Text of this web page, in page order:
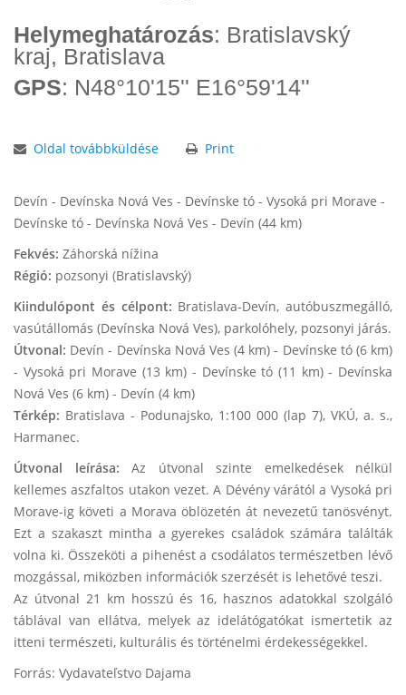
Helymeghatározás: Bratislavský
kraj, Bratislava
GPS: N48°10'15'' E16°59'14''
Oldal továbbküldése Print
Devín - Devínska Nová Ves - Devínske tó - Vysoká pri Morave -
Devínske tó - Devínska Nová Ves - Devín (44 km)
Fekvés: Záhorská nížina
Régió: pozsonyi (Bratislavský)
Kiindulópont és célpont: Bratislava-Devín, autóbuszmegálló,
vasútállomás (Devínska Nová Ves), parkolóhely, pozsonyi járás.
Útvonal: Devín - Devínska Nová Ves (4 km) - Devínske tó (6 km)
- Vysoká pri Morave (13 km) - Devínske tó (11 km) - Devínska
Nová Ves (6 km) - Devín (4 km)
Térkép: Bratislava - Podunajsko, 1:100 000 (lap 7), VKÚ, a. s.,
Harmanec.
Útvonal leírása: Az
útvonal szinte emelkedések nélkül
kellemes aszfaltos utakon vezet. A Dévény várától a Vysoká pri
Morave-ig követi a Morava öblözetén át nevezetű tanösvényt.
Ezt a szakaszt mintha a gyerekes családok számára találták
volna ki. Összeköti a pihenést a csodálatos természetben lévő
mozgással, miközben információk szerzését is lehetővé teszi.
Az útvonal 21 km hosszú és 16, hasznos adatokkal szolgáló
táblával van ellátva, melyek az idelátógatókat ismertetik az
itteni természeti, kulturális és történelmi érdekességekkel.
Forrás: Vydavateľstvo Dajama